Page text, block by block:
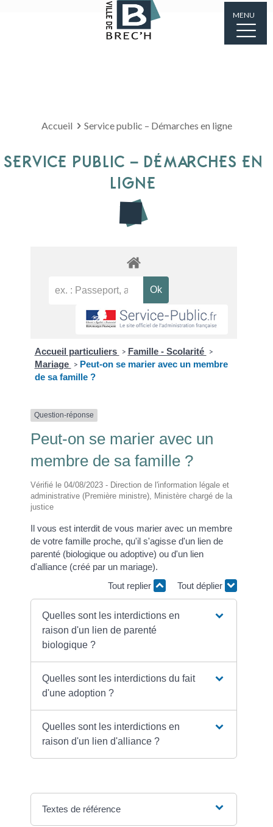
MENU
Accueil Service public – Démarches en ligne
SERVICE PUBLIC – DÉMARCHES EN
LIGNE
Accueil particuliers > Famille - Scolarité >
Mariage > Peut-on se marier avec un membre
de sa famille ?
Question-réponse
Peut-on se marier avec un
membre de sa famille ?
Vérifié le 04/08/2023 - Direction de l'information légale et
administrative (Première ministre), Ministère chargé de la
justice
Il vous est interdit de vous marier avec un membre
de votre famille proche, qu'il s'agisse d'un lien de
parenté (biologique ou adoptive) ou d'un lien
d'alliance (créé par un mariage).
Tout replier
Tout déplier
Quelles sont les interdictions en
raison d'un lien de parenté
biologique ?
Quelles sont les interdictions du fait
d'une adoption ?
Quelles sont les interdictions en
raison d'un lien d'alliance ?
Textes de référence